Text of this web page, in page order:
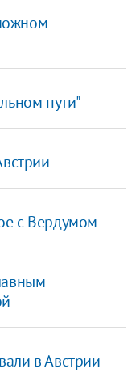
пути"
с Вердумом
в Австрии